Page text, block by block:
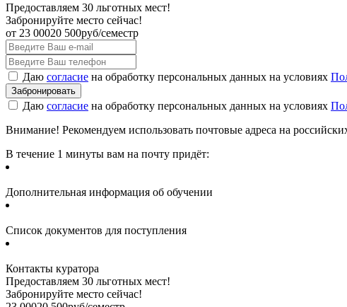
Предоставляем 30 льготных мест!
Забронируйте место сейчас!
от 23 00020 500руб/семестр
Даю согласие на обработку персональных данных на условиях
Даю согласие на обработку персональных данных на условиях
Внимание! Рекомендуем использовать почтовые адреса на
В течение 1 минуты вам на почту придёт:
Дополнительная информация об обучении
Список документов для поступления
Контакты куратора
Предоставляем 30 льготных мест!
Забронируйте место сейчас!